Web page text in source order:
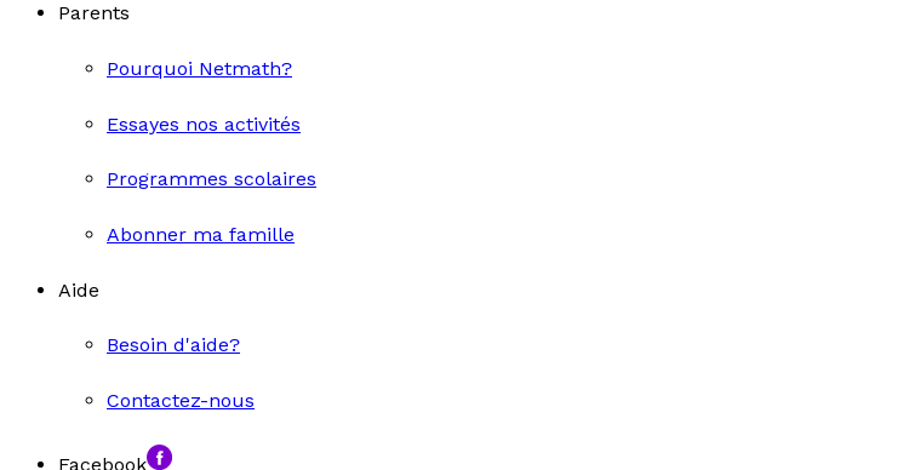
Parents
Pourquoi Netmath?
Essayes nos activités
Programmes scolaires
Abonner ma famille
Aide
Besoin d'aide?
Contactez-nous
Facebook